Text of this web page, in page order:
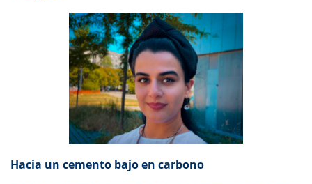
Hacia un cemento bajo en carbono